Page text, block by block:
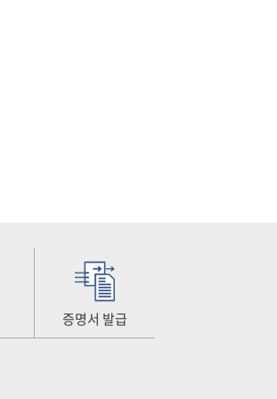
증명서 발급